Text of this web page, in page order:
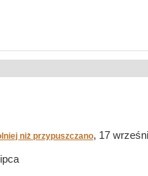
niż przypuszczano, 17